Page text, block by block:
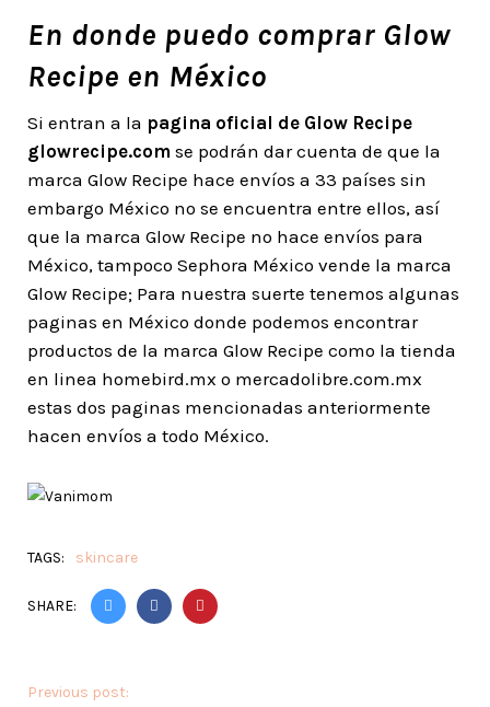
En donde puedo comprar Glow
Recipe en México
Si entran a la pagina oficial de Glow Recipe
glowrecipe.com se podrán dar cuenta de que la
marca Glow Recipe hace envíos a 33 países sin
embargo México no se encuentra entre ellos, así
que la marca Glow Recipe no hace envíos para
México, tampoco Sephora México vende la marca
Glow Recipe; Para nuestra suerte tenemos algunas
paginas en México donde podemos encontrar
productos de la marca Glow Recipe como la tienda
en linea homebird.mx o mercadolibre.com.mx
estas dos paginas mencionadas anteriormente
hacen envíos a todo México.
TAGS: skincare
SHARE:
Previous post: